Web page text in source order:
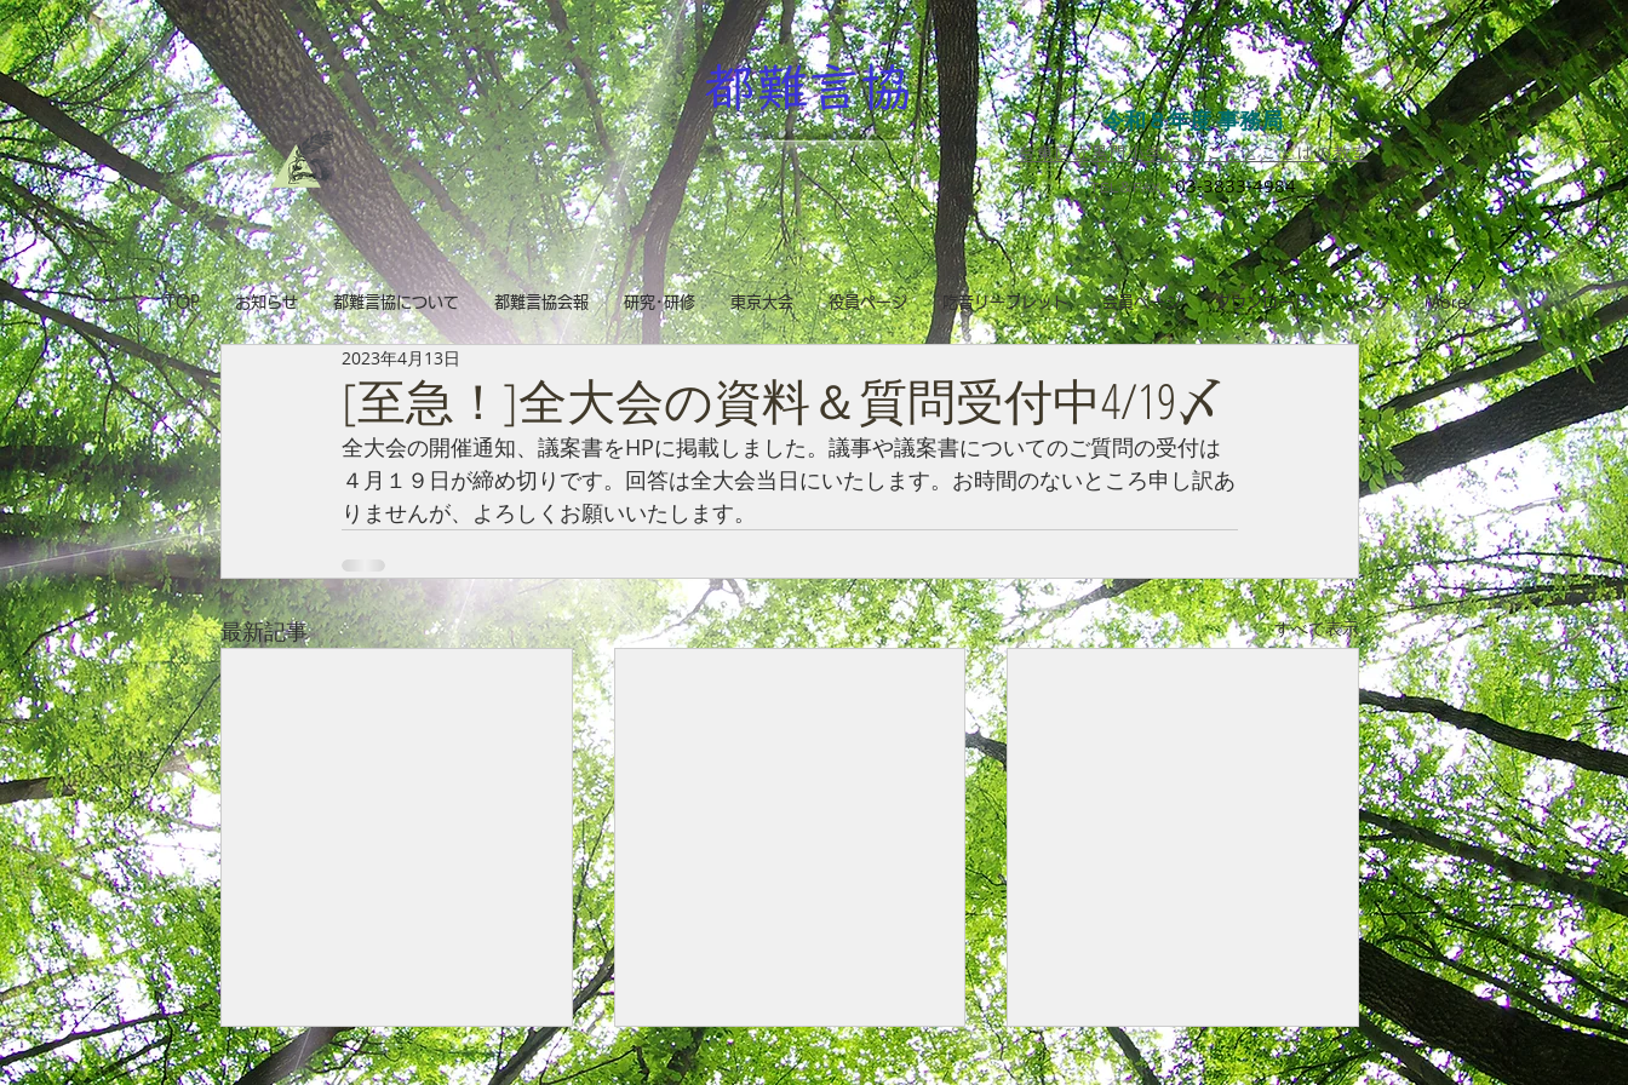
都難言協
令和８年度 事務局
台東区立黒門小学校 きこえとことばの教室​
TEL＆FAX03-3833-4984
TOP お知らせ 都難言協について 都難言協会報 研究･研修 東京大会 役員ページ 吃音リーフレット 会員ページ ダウンロード リンク More
[至急！]全大会の資料＆質問受付中4/19〆
2023年4月13日
全大会の開催通知、議案書をHPに掲載しました。議事や議案書についてのご質問の受付は
４月１９日が締め切りです。回答は全大会当日にいたします。お時間のないところ申し訳あ
りませんが、よろしくお願いいたします。
最新記事 すべて表示
第６回・第７回専門研究会 リンクを更新しました。 区市町村向け提案書、鏡文に